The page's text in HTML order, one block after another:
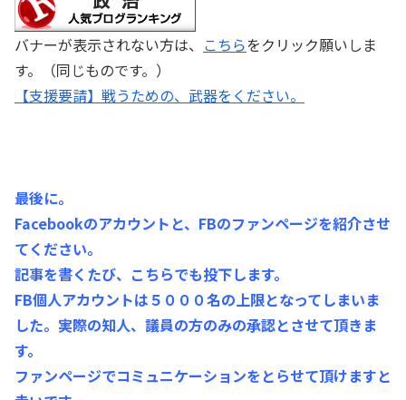
バナーが表示されない方は、 こちらをクリック願いしま
す。（同じものです。）
【支援要請】戦うための、武器をください。
最後に。
Facebookのアカウントと、FBのファンページを紹介させ
てください。
記事を書くたび、こちらでも投下します。
FB個人アカウントは５０００名の上限となってしまいま
した。実際の知人、議員の方のみの承認とさせて頂きま
す。
ファンページでコミュニケーションをとらせて頂けますと